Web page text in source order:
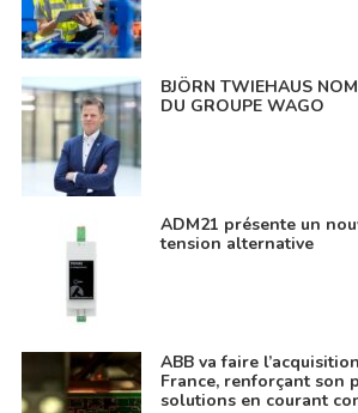
BJÖRN TWIEHAUS
DU GROUPE WAGO
ADM21 présente un
tension alternative
ABB va faire
France, renforçant son
solutions en courant